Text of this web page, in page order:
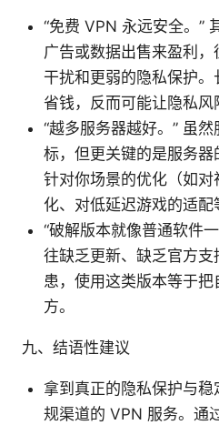
“免费 VPN 永远安全。”
广告或数据出售来盈利
干扰和更弱的隐私保护
省钱，反而可能让隐私风
“越多服务器越好。” 虽
标，但更关键的是服务
针对你场景的优化（如
化、对低延迟游戏的适配
“破解版本就像普通软件
往缺乏更新、缺乏官方
患，使用这类版本等于
方。
九、结语性建议
拿到真正的隐私保护与
规渠道的 VPN 服务。通